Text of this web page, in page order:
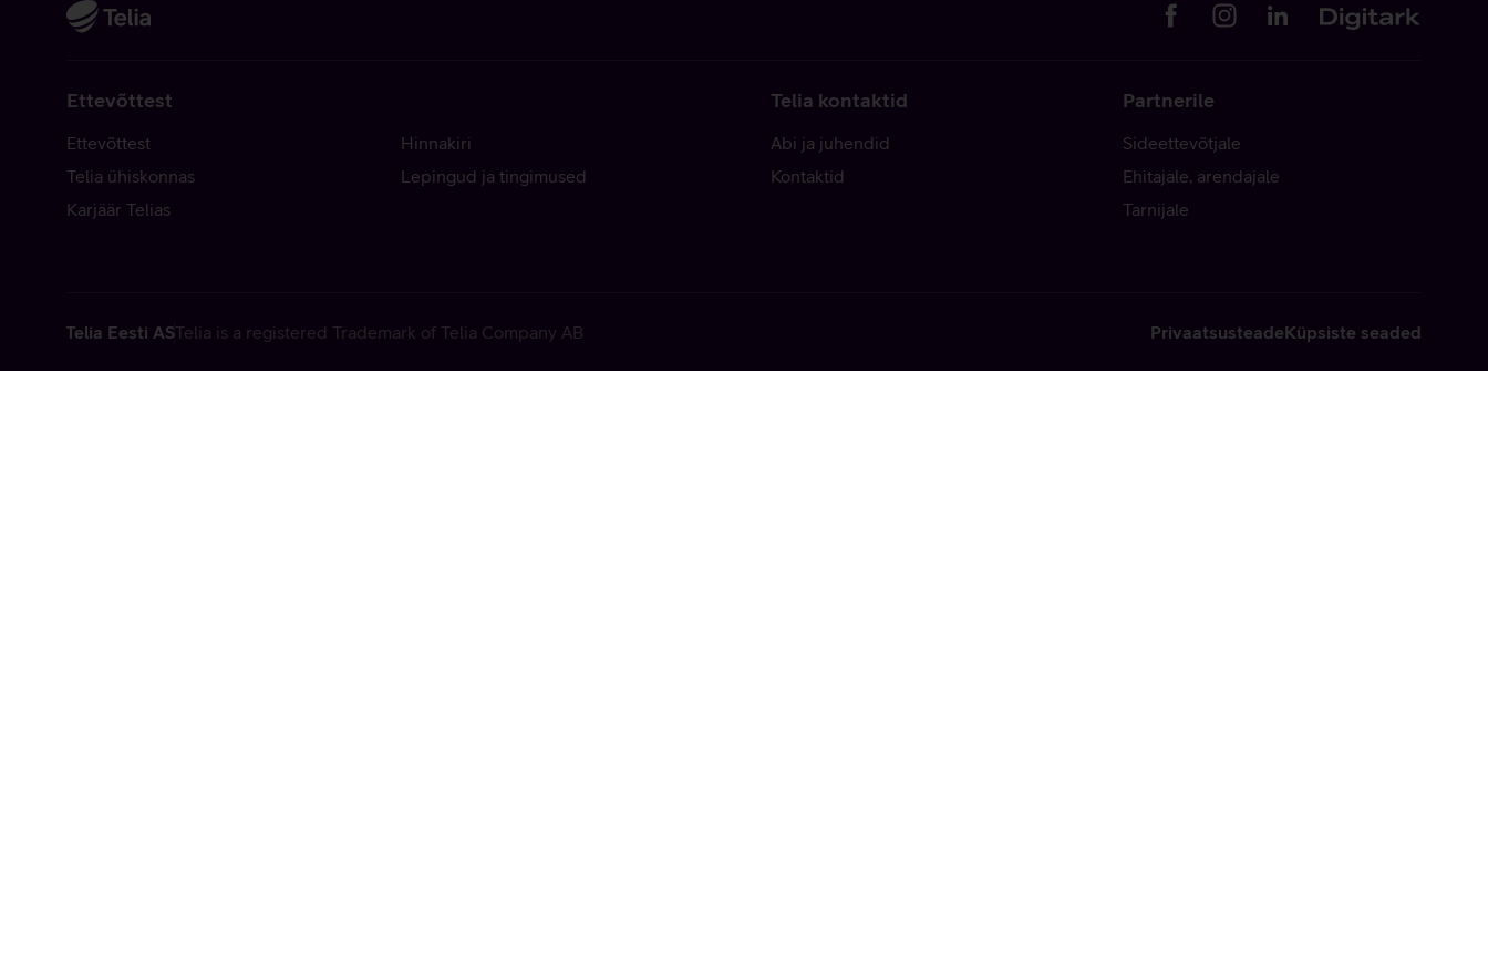
Ettevõttest
Ettevõttest
Telia ühiskonnas
Karjäär Telias
Hinnakiri
Lepingud ja tingimused
Telia kontaktid
Abi ja juhendid
Kontaktid
Partnerile
Sideettevõtjale
Ehitajale, arendajale
Tarnijale
Telia Eesti ASTelia is a registered Trademark of Telia Company AB PrivaatsusteadeKüpsiste seaded